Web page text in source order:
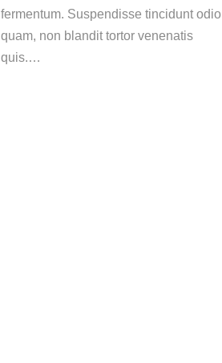
fermentum. Suspendisse tincidunt odio
quam, non blandit tortor venenatis
quis.…